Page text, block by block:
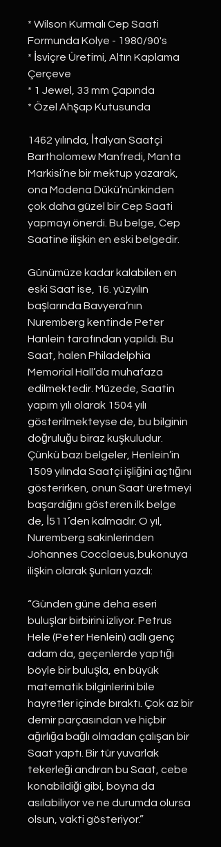
* Wilson Kurmalı Cep Saati
Formunda Kolye - 1980/90's
* İsviçre Üretimi, Altın Kaplama
Çerçeve
* 1 Jewel, 33 mm Çapında
* Özel Ahşap Kutusunda
1462 yılında, İtalyan Saatçi
Bartholomew Manfredi, Manta
Markisi’ne bir mektup yazarak,
ona Modena Dükü’nünkinden
çok daha güzel bir Cep Saati
yapmayı önerdi. Bu belge, Cep
Saatine ilişkin en eski belgedir.
Günümüze kadar kalabilen en
eski Saat ise, 16. yüzyılın
başlarında Bavyera’nın
Nuremberg kentinde Peter
Hanlein tarafından yapıldı. Bu
Saat, halen Philadelphia
Memorial Hall’da muhafaza
edilmektedir. Müzede, Saatin
yapım yılı olarak 1504 yılı
gösterilmekteyse de, bu bilginin
doğruluğu biraz kuşkuludur.
Çünkü bazı belgeler, Henlein’in
1509 yılında Saatçi işliğini açtığını
gösterirken, onun Saat üretmeyi
başardığını gösteren ilk belge
de, İ511’den kalmadır. O yıl,
Nuremberg sakinlerinden
Johannes Cocclaeus,bukonuya
ilişkin olarak şunları yazdı:
“Günden güne deha eseri
buluşlar birbirini izliyor. Petrus
Hele (Peter Henlein) adlı genç
adam da, geçenlerde yaptığı
böyle bir buluşla, en büyük
matematik bilginlerini bile
hayretler içinde bıraktı. Çok az bir
demir parçasından ve hiçbir
ağırlığa bağlı olmadan çalışan bir
Saat yaptı. Bir tür yuvarlak
tekerleği andıran bu Saat, cebe
konabildiği gibi, boyna da
asılabiliyor ve ne durumda olursa
olsun, vakti gösteriyor.”